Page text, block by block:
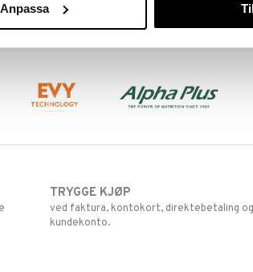
Anpassa
TRYGGE KJØP
ved faktura, kontokort, direktebetaling og
kundekonto.